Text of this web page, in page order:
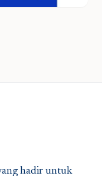
hadir untuk